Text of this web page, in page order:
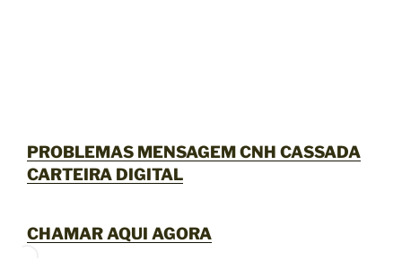
PROBLEMAS MENSAGEM CNH CASSADA
CARTEIRA DIGITAL
CHAMAR AQUI AGORA